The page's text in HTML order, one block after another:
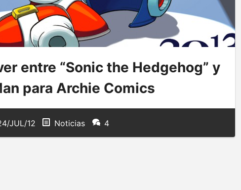
entre “Sonic the Hedgehog” y
para Archie Comics
JUL/12 Noticias 4